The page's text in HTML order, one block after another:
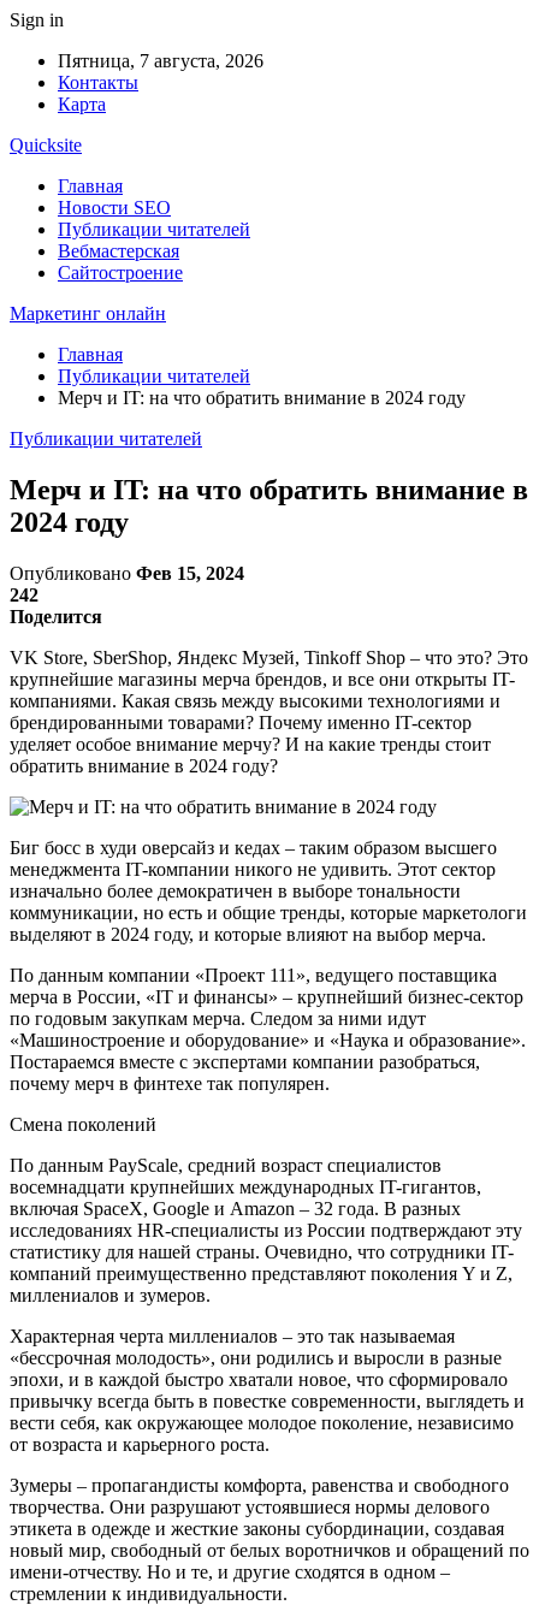
Sign in
Пятница, 7 августа, 2026
Контакты
Карта
Quicksite
Главная
Новости SEO
Публикации читателей
Вебмастерская
Сайтостроение
Маркетинг онлайн
Главная
Публикации читателей
Мерч и IT: на что обратить внимание в 2024 году
Публикации читателей
Мерч и IT: на что обратить внимание в
2024 году
Опубликовано Фев 15, 2024
242
Поделится
VK Store, SberShop, Яндекс Музей, Tinkoff Shop – что это? Это
крупнейшие магазины мерча брендов, и все они открыты IT-
компаниями. Какая связь между высокими технологиями и
брендированными товарами? Почему именно IT-сектор
уделяет особое внимание мерчу? И на какие тренды стоит
обратить внимание в 2024 году?
Биг босс в худи оверсайз и кедах – таким образом высшего
менеджмента IT-компании никого не удивить. Этот сектор
изначально более демократичен в выборе тональности
коммуникации, но есть и общие тренды, которые маркетологи
выделяют в 2024 году, и которые влияют на выбор мерча.
По данным компании «Проект 111», ведущего поставщика
мерча в России, «IT и финансы» – крупнейший бизнес-сектор
по годовым закупкам мерча. Следом за ними идут
«Машиностроение и оборудование» и «Наука и образование».
Постараемся вместе с экспертами компании разобраться,
почему мерч в финтехе так популярен.
Смена поколений
По данным PayScale, средний возраст специалистов
восемнадцати крупнейших международных IT-гигантов,
включая SpaceX, Google и Amazon – 32 года. В разных
исследованиях HR-специалисты из России подтверждают эту
статистику для нашей страны. Очевидно, что сотрудники IT-
компаний преимущественно представляют поколения Y и Z,
миллениалов и зумеров.
Характерная черта миллениалов – это так называемая
«бессрочная молодость», они родились и выросли в разные
эпохи, и в каждой быстро хватали новое, что сформировало
привычку всегда быть в повестке современности, выглядеть и
вести себя, как окружающее молодое поколение, независимо
от возраста и карьерного роста.
Зумеры – пропагандисты комфорта, равенства и свободного
творчества. Они разрушают устоявшиеся нормы делового
этикета в одежде и жесткие законы субординации, создавая
новый мир, свободный от белых воротничков и обращений по
имени-отчеству. Но и те, и другие сходятся в одном –
стремлении к индивидуальности.